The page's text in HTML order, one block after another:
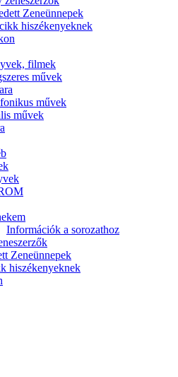
Zeneünnepek
hiszékenyeknek
filmek
művek
művek
művek
Információk a sorozathoz
Zeneünnepek
hiszékenyeknek